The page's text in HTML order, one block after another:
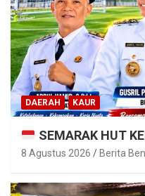
DAERAH KAUR
SEMARAK HUT
8 Agustus 2026 Berita